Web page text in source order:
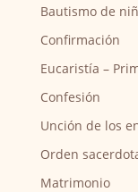
Bautismo de
Confirmación
Eucaristía –
Confesión
Unción de los
Orden
Matrimonio